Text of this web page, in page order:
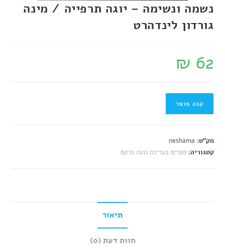
נשמה ונשימה – יוגה תרפייה / מינה
גורדון לינדהרט
₪ 62
קנה מוצר
מק"ט: neshama
קטגוריה:ספרים בעריכת נועה ברקת
תיאור
חוות דעת (0)